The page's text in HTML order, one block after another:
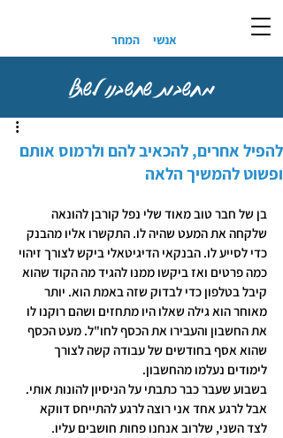
אנשי המחר
מחשבות שחשבנו לשתף
להפיל אחרים, להכאיב להם ולרמוס אותם
ופשוט להמשיך הלאה
בן של חבר טוב מאוד שלי נפל קורבן להונאה
שלקחה את המעט שהיה לו. התקשרו אליו מהבנק
כדי לסייע לו. הבנקאי הדיגיטאלי ביקש לצורך זיהוי
כמה פרטים ואז ביקשו ממנו להגיד מה הקוד שהוא
קיבל בטלפון כדי לבדוק שזה באמת הוא. יותר
מאוחר הוא גילה שאלו היו מתחזים ושהם רוקנו לו
את החשבון והעבירו את הכסף לחו"ל. מעט הכסף
שהוא אסף בחודשים של עבודה קשה לצורך
לימודים נעלמו מהחשבון.
בשבוע שעבר כבר כתבתי על הניסיון להונות אותי.
אבל לרגע אחד אני רוצה לרגע להתייחס דווקא
לצד השני, שלרוב אנחנו פחות חושבים עליו.